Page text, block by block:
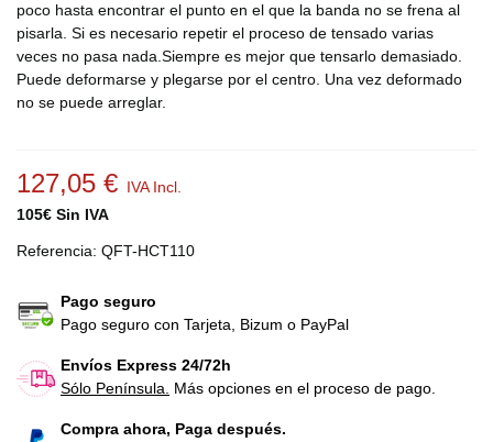
poco hasta encontrar el punto en el que la banda no se frena al
pisarla. Si es necesario repetir el proceso de tensado varias
veces no pasa nada.Siempre es mejor que tensarlo demasiado.
Puede deformarse y plegarse por el centro. Una vez deformado
no se puede arreglar.
127,05 € IVA Incl.
105€ Sin IVA
Referencia: QFT-HCT110
Pago seguro
Pago seguro con Tarjeta, Bizum o PayPal
Envíos Express 24/72h
Sólo Península.
Más opciones en el proceso de pago.
Compra ahora, Paga después.